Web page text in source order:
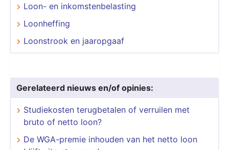
Loon- en inkomstenbelasting
Loonheffing
Loonstrook en jaaropgaaf
Gerelateerd nieuws en/of opinies:
Studiekosten terugbetalen of verruilen met
bruto of netto loon?
De WGA-premie inhouden van het netto loon